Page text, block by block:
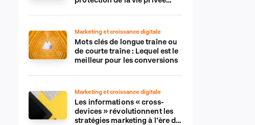
Marketing et croissance digitale
Mots clés de longue traîne ou
de courte traîne : Lequel est le
meilleur pour les conversions
Marketing et croissance digitale
Les informations « cross-
devices » révolutionnent les
stratégies marketing à l’ère du